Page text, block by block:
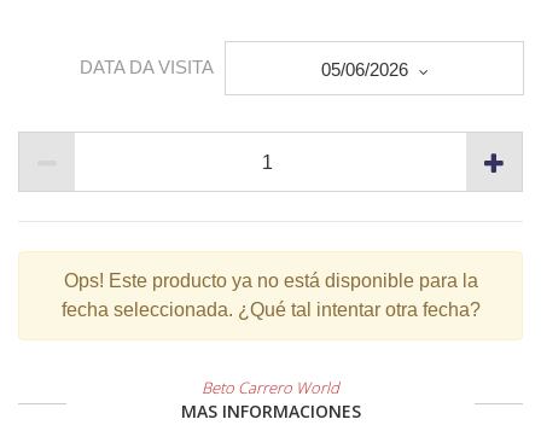
DATA DA VISITA 05/06/2026
Ops! Este producto ya no está disponible para la
fecha seleccionada. ¿Qué tal intentar otra fecha?
Beto Carrero World
MAS INFORMACIONES